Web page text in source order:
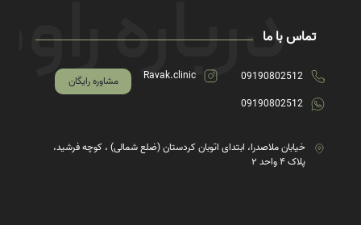
تماس با ما
09190802512
09190802512
Ravak.clinic مشاوره رایگان
خیابان ملاصدرا، ابتدای اتوبان کردستان (ضلع شمالی) ، کوچه فرشید،
پلاک ۴ واحد ۲